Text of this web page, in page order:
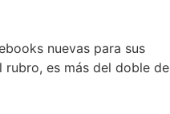
nuevas para sus
es más del doble de